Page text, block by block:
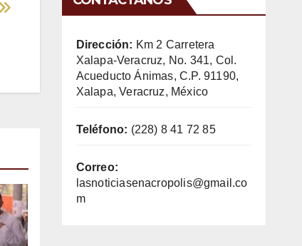
Dirección: Km 2 Carretera
Xalapa-Veracruz, No. 341, Col.
Acueducto Ánimas, C.P. 91190,
Xalapa, Veracruz, México
Teléfono: (228) 8 41 72 85
Correo:
lasnoticiasenacropolis@gmail.co
m